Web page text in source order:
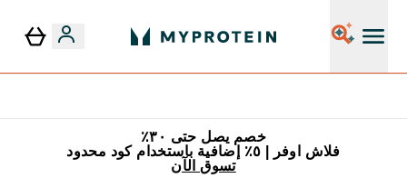
خصم يصل حتى ٣٠٪
فلاش اوفر | ٥٪ إضافية باستخدام كود محدود
تسوق الآن